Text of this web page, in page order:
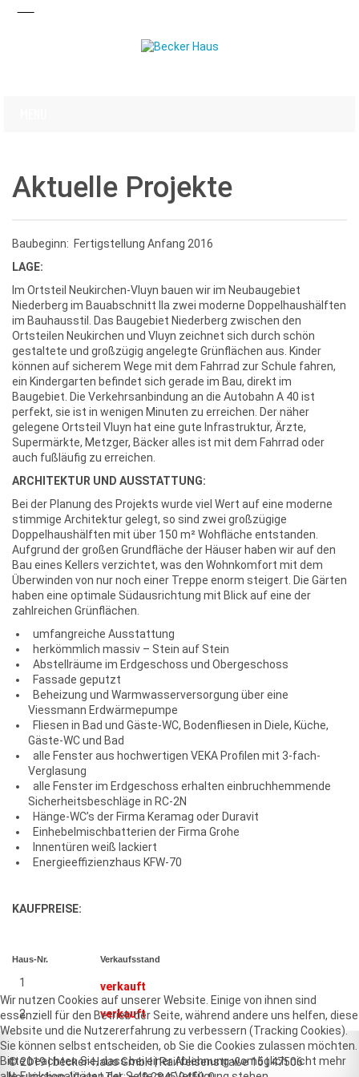
Aktuelle Projekte
Baubeginn: Fertigstellung Anfang 2016
LAGE:
Im Ortsteil Neukirchen-Vluyn bauen wir im Neubaugebiet
Niederberg im Bauabschnitt IIa zwei moderne Doppelhaushälften
im Bauhausstil. Das Baugebiet Niederberg zwischen den
Ortsteilen Neukirchen und Vluyn zeichnet sich durch schön
gestaltete und großzügig angelegte Grünflächen aus. Kinder
können auf sicherem Wege mit dem Fahrrad zur Schule fahren,
ein Kindergarten befindet sich gerade im Bau, direkt im
Baugebiet. Die Verkehrsanbindung an die Autobahn A 40 ist
perfekt, sie ist in wenigen Minuten zu erreichen. Der näher
gelegene Ortsteil Vluyn hat eine gute Infrastruktur, Ärzte,
Supermärkte, Metzger, Bäcker alles ist mit dem Fahrrad oder
auch fußläufig zu erreichen.
ARCHITEKTUR UND AUSSTATTUNG:
Bei der Planung des Projekts wurde viel Wert auf eine moderne
stimmige Architektur gelegt, so sind zwei großzügige
Doppelhaushälften mit über 150 m² Wohfläche entstanden.
Aufgrund der großen Grundfläche der Häuser haben wir auf den
Bau eines Kellers verzichtet, was den Wohnkomfort mit dem
Überwinden von nur noch einer Treppe enorm steigert. Die Gärten
haben eine optimale Südausrichtung mit Blick auf eine der
zahlreichen Grünflächen.
umfangreiche Ausstattung
herkömmlich massiv – Stein auf Stein
Abstellräume im Erdgeschoss und Obergeschoss
Fassade geputzt
Beheizung und Warmwasserversorgung über eine
Viessmann Erdwärmepumpe
Fliesen in Bad und Gäste-WC, Bodenfliesen in Diele, Küche,
Gäste-WC und Bad
alle Fenster aus hochwertigen VEKA Profilen mit 3-fach-
Verglasung
alle Fenster im Erdgeschoss erhalten einbruchhemmende
Sicherheitsbeschläge in RC-2N
Hänge-WC’s der Firma Keramag oder Duravit
Einhebelmischbatterien der Firma Grohe
Innentüren weiß lackiert
Energieeffizienzhaus KFW-70
KAUFPREISE:
Haus-Nr. Verkaufsstand
1 verkauft
2 verkauft
© 2019 | becker-Haus GmbH | Raiffeisenstraße 15 | 47506
Wir nutzen Cookies auf unserer Website. Einige von ihnen sind
essenziell für den Betrieb der Seite, während andere uns helfen, diese
Website und die Nutzererfahrung zu verbessern (Tracking Cookies).
Sie können selbst entscheiden, ob Sie die Cookies zulassen möchten.
Bitte beachten Sie, dass bei einer Ablehnung womöglich nicht mehr